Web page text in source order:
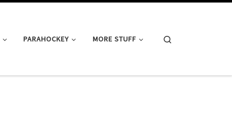
PARAHOCKEY MORE STUFF